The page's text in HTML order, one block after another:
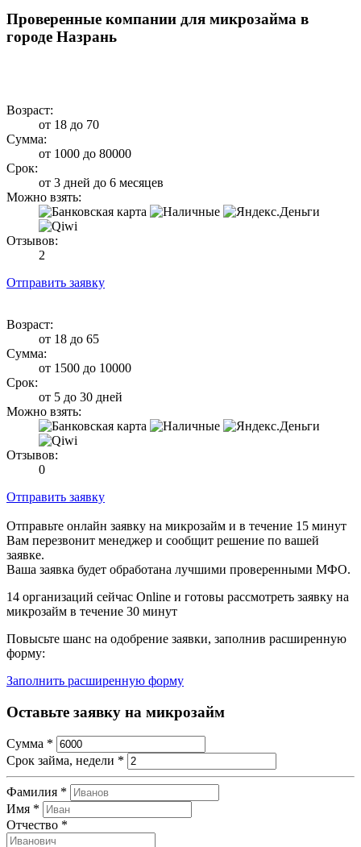
Проверенные компании для микрозайма в
городе Назрань
Возраст:
от 18 до 70
Сумма:
от 1000 до 80000
Срок:
от 3 дней до 6 месяцев
Можно взять:
Отзывов:
2
Отправить заявку
Возраст:
от 18 до 65
Сумма:
от 1500 до 10000
Срок:
от 5 до 30 дней
Можно взять:
Отзывов:
0
Отправить заявку
Отправьте онлайн заявку на микрозайм и в течение 15 минут
Вам перезвонит менеджер и сообщит решение по вашей
заявке.
Ваша заявка будет обработана лучшими проверенными МФО.
14 организаций сейчас Online и готовы рассмотреть заявку на
микрозайм в течение 30 минут
Повысьте шанс на одобрение заявки, заполнив расширенную
форму:
Заполнить расширенную форму
Оставьте заявку на микрозайм
Сумма *
Срок займа, недели *
Фамилия *
Имя *
Отчество *